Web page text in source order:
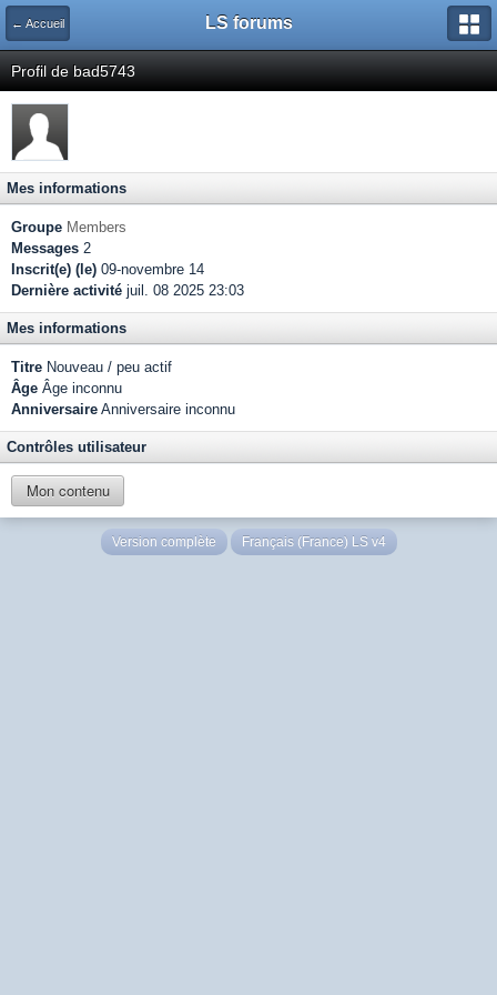
← Accueil LS forums
Profil de bad5743
Mes informations
Groupe Members
Messages 2
Inscrit(e) (le) 09-novembre 14
Dernière activité juil. 08 2025 23:03
Mes informations
Titre Nouveau / peu actif
Âge Âge inconnu
Anniversaire Anniversaire inconnu
Contrôles utilisateur
Mon contenu
Version complète Français (France) LS v4